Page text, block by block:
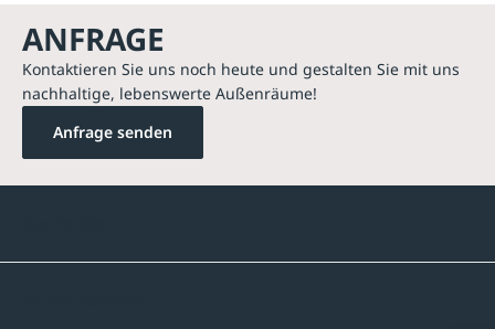
ANFRAGE
Kontaktieren Sie uns noch heute und gestalten Sie mit uns
nachhaltige, lebenswerte Außenräume!
Anfrage senden